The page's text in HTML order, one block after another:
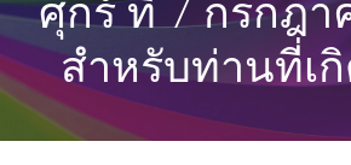
สำหรับท่านที่เ